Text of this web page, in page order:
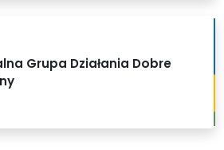
Grupa Działania Dobre